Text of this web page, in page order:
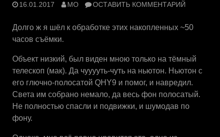
16.01.2017 MO ОСТАВИТЬ КОММЕНТАРИЙ
Долго ж я шёл к обработке этих накопленных ~50
часов съёмки.
Объект низкий, был виден мною только на тёмный
телескоп (мак). Да чууууть-чуть на ньютон. Ньютон с
его глючно-полосатой QHY9 и помог, и навредил.
Света им собрано немало, да весь фон полосатый.
Не полностью спасли и подвижки, и шумодав по
фону.